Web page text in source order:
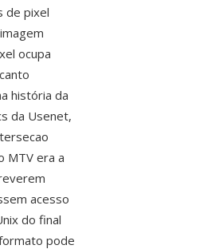
de pixel
ocupa
história da
da Usenet,
MTV era a
acesso
do final
pode